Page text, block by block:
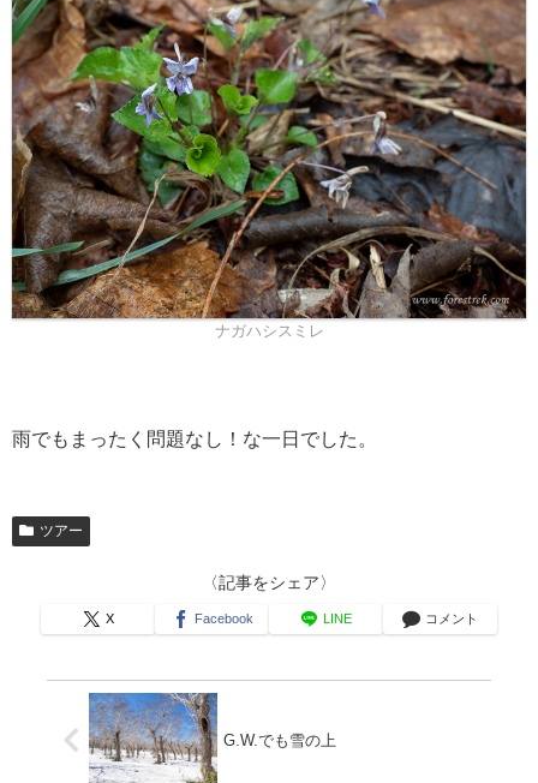
ナガハシスミレ
雨でもまったく問題なし！な一日でした。
ツアー
〈記事をシェア〉
X Facebook LINE コメント
G.W.でも雪の上